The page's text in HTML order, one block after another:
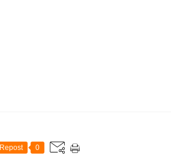
Repost 0